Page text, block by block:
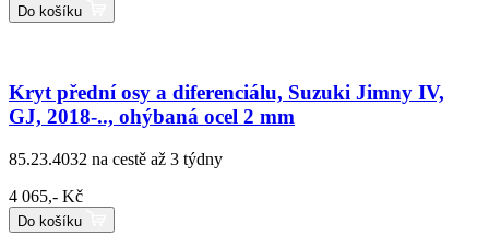
Do košíku
Kryt přední osy a diferenciálu, Suzuki Jimny IV,
GJ, 2018-.., ohýbaná ocel 2 mm
85.23.4032 na cestě až 3 týdny
4 065,- Kč
Do košíku